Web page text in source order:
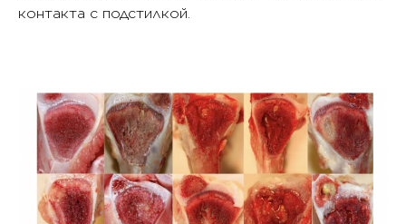
контакта с подстилкой.